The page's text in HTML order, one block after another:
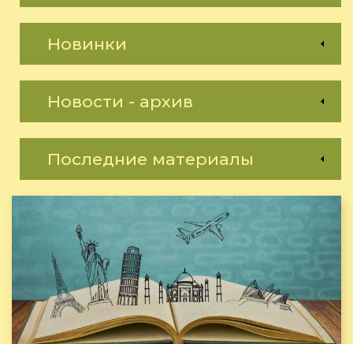
Новинки
Новости - архив
Последние материалы